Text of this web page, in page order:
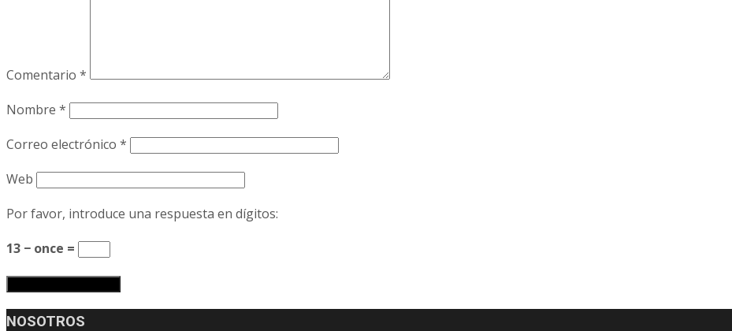
Comentario *
Nombre *
Correo electrónico *
Web
Por favor, introduce una respuesta en dígitos:
13 − once =
NOSOTROS